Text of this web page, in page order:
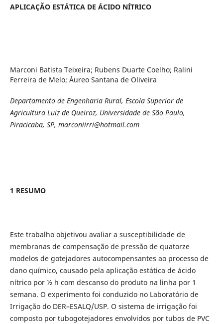
APLICAÇÃO ESTÁTICA DE ÁCIDO NÍTRICO
Marconi Batista Teixeira; Rubens Duarte Coelho; Ralini
Ferreira de Melo; Áureo Santana de Oliveira
Departamento de Engenharia Rural, Escola Superior de
Agricultura Luiz de Queiroz, Universidade de São Paulo,
Piracicaba, SP, marconiirri@hotmail.com
1 RESUMO
Este trabalho objetivou avaliar a susceptibilidade de
membranas de compensação de pressão de quatorze
modelos de gotejadores autocompensantes ao processo de
dano químico, causado pela aplicação estática de ácido
nítrico por ½ h com descanso do produto na linha por 1
semana. O experimento foi conduzido no Laboratório de
Irrigação do DER–ESALQ/USP. O sistema de irrigação foi
composto por tubogotejadores envolvidos por tubos de PVC